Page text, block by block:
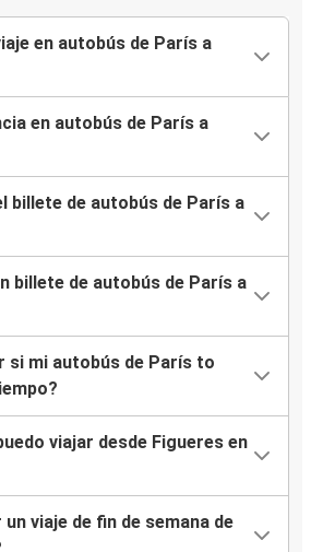
en autobús de París a
en autobús de París a
billete de autobús de París a
billete de autobús de París a
si mi autobús de París to
viajar desde Figueres en
viaje de fin de semana de